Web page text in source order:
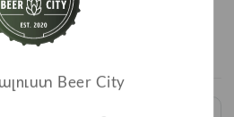
Beer City